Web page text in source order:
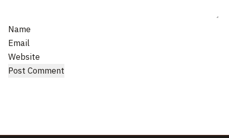
Name
Email
Website